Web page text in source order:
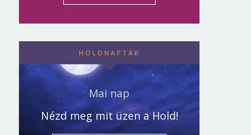
HOLDNAPTÁR
Mai nap
Nézd meg mit üzen a Hold!